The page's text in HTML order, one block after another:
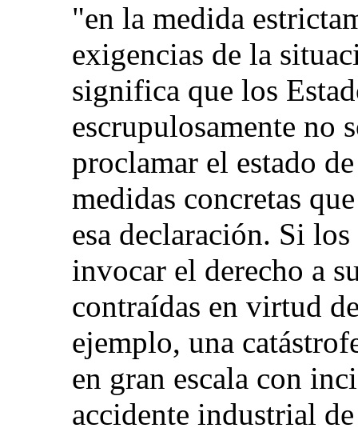
"en la medida
exigencias de la
significa que los
escrupulosamente no
proclamar el estado
medidas concretas
esa declaración. Si
invocar el derecho a
contraídas en virtud
ejemplo, una
en gran escala con
accidente industrial